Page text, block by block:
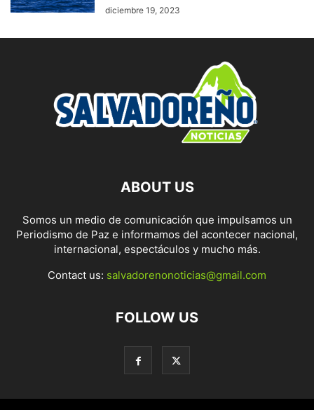
diciembre 19, 2023
ABOUT US
Somos un medio de comunicación que impulsamos un
Periodismo de Paz e informamos del acontecer nacional,
internacional, espectáculos y mucho más.
Contact us: salvadorenonoticias@gmail.com
FOLLOW US